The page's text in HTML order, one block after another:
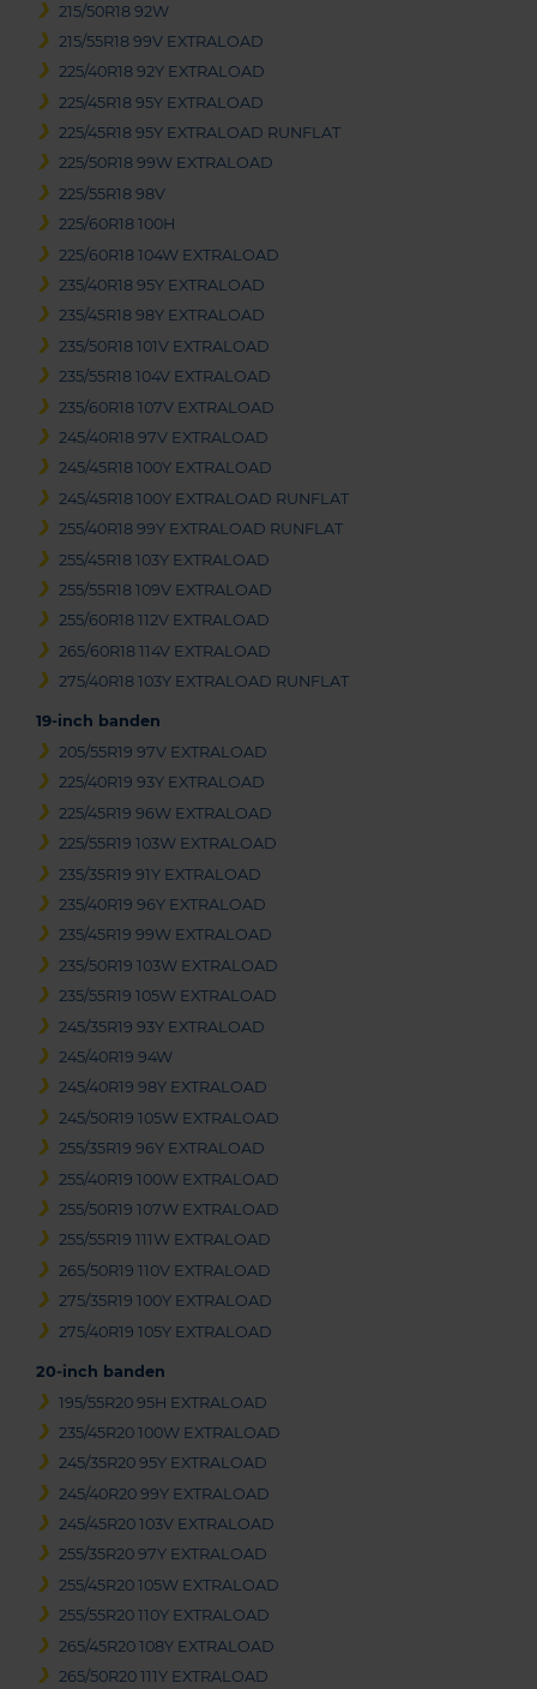
215/50R18 92W
215/55R18 99V EXTRALOAD
225/40R18 92Y EXTRALOAD
225/45R18 95Y EXTRALOAD
225/45R18 95Y EXTRALOAD RUNFLAT
225/50R18 99W EXTRALOAD
225/55R18 98V
225/60R18 100H
225/60R18 104W EXTRALOAD
235/40R18 95Y EXTRALOAD
235/45R18 98Y EXTRALOAD
235/50R18 101V EXTRALOAD
235/55R18 104V EXTRALOAD
235/60R18 107V EXTRALOAD
245/40R18 97V EXTRALOAD
245/45R18 100Y EXTRALOAD
245/45R18 100Y EXTRALOAD RUNFLAT
255/40R18 99Y EXTRALOAD RUNFLAT
255/45R18 103Y EXTRALOAD
255/55R18 109V EXTRALOAD
255/60R18 112V EXTRALOAD
265/60R18 114V EXTRALOAD
275/40R18 103Y EXTRALOAD RUNFLAT
19-inch banden
205/55R19 97V EXTRALOAD
225/40R19 93Y EXTRALOAD
225/45R19 96W EXTRALOAD
225/55R19 103W EXTRALOAD
235/35R19 91Y EXTRALOAD
235/40R19 96Y EXTRALOAD
235/45R19 99W EXTRALOAD
235/50R19 103W EXTRALOAD
235/55R19 105W EXTRALOAD
245/35R19 93Y EXTRALOAD
245/40R19 94W
245/40R19 98Y EXTRALOAD
245/50R19 105W EXTRALOAD
255/35R19 96Y EXTRALOAD
255/40R19 100W EXTRALOAD
255/50R19 107W EXTRALOAD
255/55R19 111W EXTRALOAD
265/50R19 110V EXTRALOAD
275/35R19 100Y EXTRALOAD
275/40R19 105Y EXTRALOAD
20-inch banden
195/55R20 95H EXTRALOAD
235/45R20 100W EXTRALOAD
245/35R20 95Y EXTRALOAD
245/40R20 99Y EXTRALOAD
245/45R20 103V EXTRALOAD
255/35R20 97Y EXTRALOAD
255/45R20 105W EXTRALOAD
255/55R20 110Y EXTRALOAD
265/45R20 108Y EXTRALOAD
265/50R20 111Y EXTRALOAD